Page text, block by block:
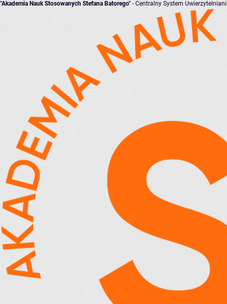
"Akademia Nauk Stosowanych Stefana Batorego" - Centralny System